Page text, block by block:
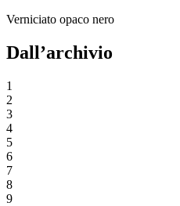
Verniciato opaco nero
Dall’archivio
1
2
3
4
5
6
7
8
9